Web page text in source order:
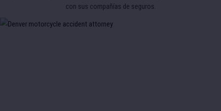
con sus compañías de seguros.